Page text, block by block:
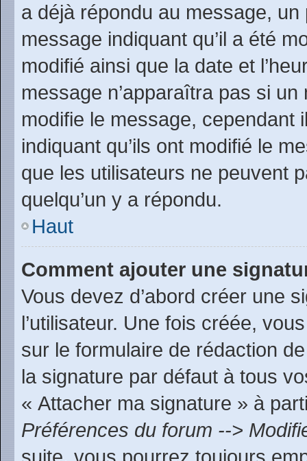
a déjà répondu au message,
message indiquant qu’il a été
modifié ainsi que la date et
message n’apparaîtra pas si
modifie le message, cependant
indiquant qu’ils ont modifié le
que les utilisateurs ne peuvent
quelqu’un y a répondu.
Haut
Comment ajouter une
Vous devez d’abord créer une
l’utilisateur. Une fois créée,
sur le formulaire de rédaction
la signature par défaut à tous
« Attacher ma signature » à
Préférences du forum -->